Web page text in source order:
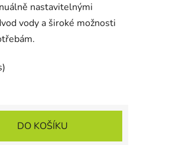
nastavitelnými
vody a široké možnosti
DO KOŠÍKU